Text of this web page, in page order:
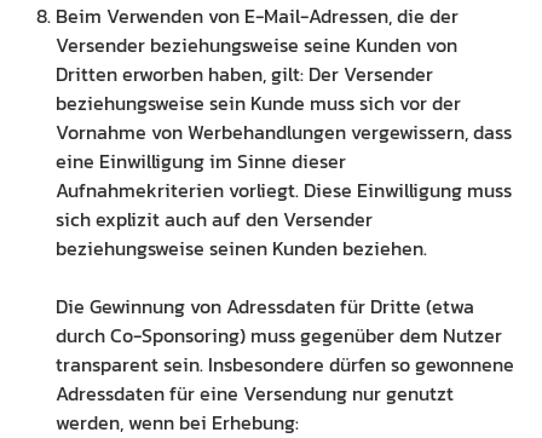
Beim Verwenden von E-Mail-Adressen, die der
Versender beziehungsweise seine Kunden von
Dritten erworben haben, gilt: Der Versender
beziehungsweise sein Kunde muss sich vor der
Vornahme von Werbehandlungen vergewissern, dass
eine Einwilligung im Sinne dieser
Aufnahmekriterien vorliegt. Diese Einwilligung muss
sich explizit auch auf den Versender
beziehungsweise seinen Kunden beziehen.
Die Gewinnung von Adressdaten für Dritte (etwa
durch Co-Sponsoring) muss gegenüber dem Nutzer
transparent sein. Insbesondere dürfen so gewonnene
Adressdaten für eine Versendung nur genutzt
werden, wenn bei Erhebung: